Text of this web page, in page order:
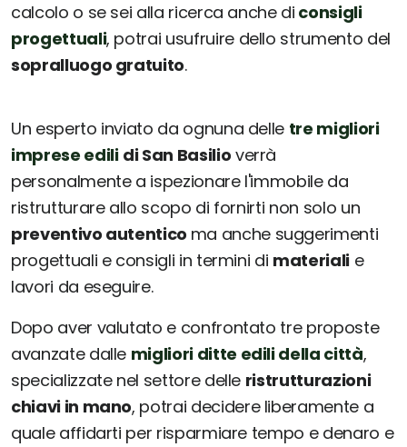
calcolo o se sei alla ricerca anche di consigli
progettuali, potrai usufruire dello strumento del
sopralluogo gratuito.
Un esperto inviato da ognuna delle tre migliori
imprese edili di San Basilio verrà
personalmente a ispezionare l'immobile da
ristrutturare allo scopo di fornirti non solo un
preventivo autentico ma anche suggerimenti
progettuali e consigli in termini di materialie
lavori da eseguire.
Dopo aver valutato e confrontato tre proposte
avanzate dalle migliori ditte edili della città,
specializzate nel settore delle ristrutturazioni
chiavi in mano, potrai decidere liberamente a
quale affidarti per risparmiare tempo e denaro e